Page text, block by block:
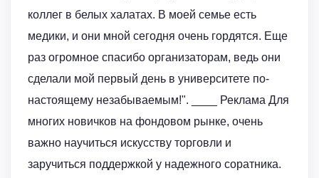
коллег в белых халатах. В моей семье есть
медики, и они мной сегодня очень гордятся. Еще
раз огромное спасибо организаторам, ведь они
сделали мой первый день в университете по-
настоящему незабываемым!". ____ Реклама Для
многих новичков на фондовом рынке, очень
важно научиться искусству торговли и
заручиться поддержкой у надежного соратника.